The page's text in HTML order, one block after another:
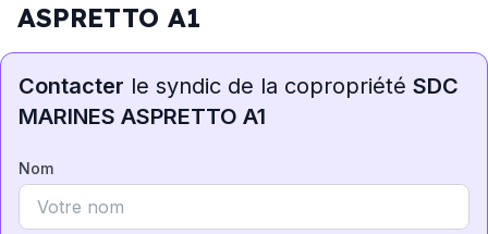
ASPRETTO A1
Contacter le syndic de la copropriété SDC
MARINES ASPRETTO A1
Nom